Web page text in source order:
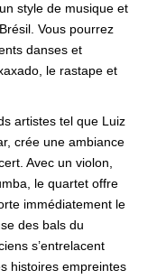
style de musique et
Vous pourrez
danses et
le rastape et
artistes tel que Luiz
crée une ambiance
Avec un violon,
le quartet offre
immédiatement le
des bals du
s’entrelacent
histoires empreintes